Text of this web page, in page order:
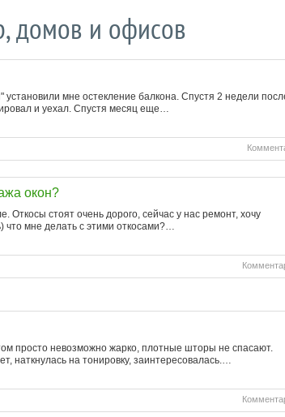
домов и офисов
мне остекление балкона. Спустя 2 недели
и уехал. Спустя месяц еще…
окон?
Откосы стоят очень дорого, сейчас у нас ремонт, хочу
что мне делать с этими откосами?…
просто невозможно жарко, плотные шторы не спасают.
наткнулась на тонировку, заинтересовалась.…